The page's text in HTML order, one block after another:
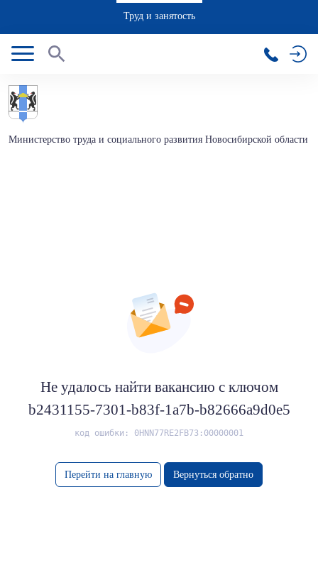
Труд и занятость
Министерство труда и социального развития Новосибирской области
Не удалось найти вакансию с ключом
b2431155-7301-b83f-1a7b-b82666a9d0e5
код ошибки: 0HNN77RE2FB73:00000001
Перейти на главную Вернуться обратно